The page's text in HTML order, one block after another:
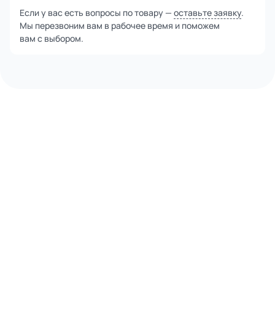
Если у вас есть вопросы по товару — оставьте заявку.
Мы перезвоним вам в рабочее время и поможем
вам с выбором.